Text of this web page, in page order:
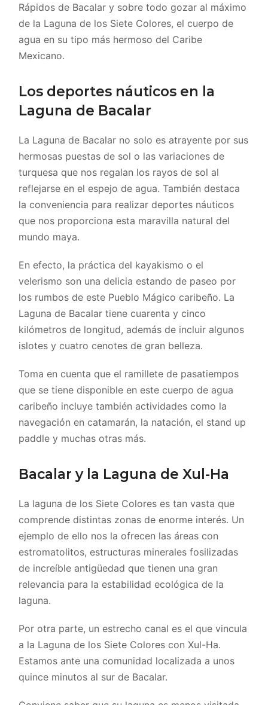
Rápidos de Bacalar y sobre todo gozar al máximo
de la Laguna de los Siete Colores, el cuerpo de
agua en su tipo más hermoso del Caribe
Mexicano.
Los deportes náuticos en la
Laguna de Bacalar
La Laguna de Bacalar no solo es atrayente por sus
hermosas puestas de sol o las variaciones de
turquesa que nos regalan los rayos de sol al
reflejarse en el espejo de agua. También destaca
la conveniencia para realizar deportes náuticos
que nos proporciona esta maravilla natural del
mundo maya.
En efecto, la práctica del kayakismo o el
velerismo son una delicia estando de paseo por
los rumbos de este Pueblo Mágico caribeño. La
Laguna de Bacalar tiene cuarenta y cinco
kilómetros de longitud, además de incluir algunos
islotes y cuatro cenotes de gran belleza.
Toma en cuenta que el ramillete de pasatiempos
que se tiene disponible en este cuerpo de agua
caribeño incluye también actividades como la
navegación en catamarán, la natación, el stand up
paddle y muchas otras más.
Bacalar y la Laguna de Xul-Ha
La laguna de los Siete Colores es tan vasta que
comprende distintas zonas de enorme interés. Un
ejemplo de ello nos la ofrecen las áreas con
estromatolitos, estructuras minerales fosilizadas
de increíble antigüedad que tienen una gran
relevancia para la estabilidad ecológica de la
laguna.
Por otra parte, un estrecho canal es el que vincula
a la Laguna de los Siete Colores con Xul-Ha.
Estamos ante una comunidad localizada a unos
quince minutos al sur de Bacalar.